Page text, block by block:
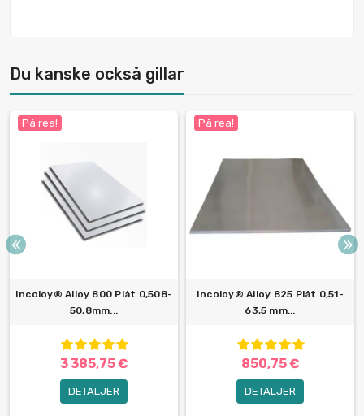
Du kanske också gillar
På rea!
Incoloy® Alloy 800 Plåt 0,508-
50,8mm...
3 385,75 €
DETALJER
På rea!
Incoloy® Alloy 825 Plåt 0,51-
63,5 mm...
850,75 €
DETALJER